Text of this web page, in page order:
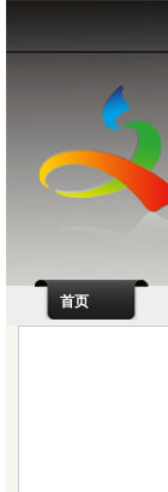
首页